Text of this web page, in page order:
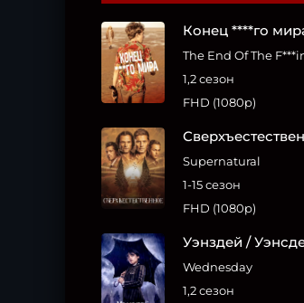
Конец ****го
The End Of The
1,2 сезон
FHD (1080p)
Supernatural
1-15 сезон
FHD (1080p)
Уэнздей /
Wednesday
1,2 сезон